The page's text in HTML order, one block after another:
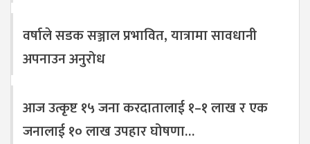
वर्षाले सडक सञ्जाल प्रभावित, यात्रामा सावधानी
अपनाउन अनुरोध
आज उत्कृष्ट १५ जना करदातालाई १–१ लाख र एक
जनालाई १० लाख उपहार घोषणा…